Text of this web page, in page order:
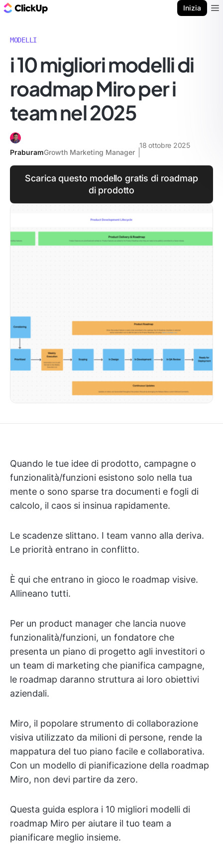
Inizia
MODELLI
i 10 migliori modelli di
roadmap Miro per i
team nel 2025
PraburamGrowth Marketing Manager
18 ottobre 2025
Scarica questo modello gratis di roadmap
di prodotto
Quando le tue idee di prodotto, campagne o
funzionalità/funzioni esistono solo nella tua
mente o sono sparse tra documenti e fogli di
calcolo, il caos si insinua rapidamente.
Le scadenze slittano. I team vanno alla deriva.
Le priorità entrano in conflitto.
È qui che entrano in gioco le roadmap visive.
Allineano tutti.
Per un product manager che lancia nuove
funzionalità/funzioni, un fondatore che
presenta un piano di progetto agli investitori o
un team di marketing che pianifica campagne,
le roadmap daranno struttura ai loro obiettivi
aziendali.
Miro, il popolare strumento di collaborazione
visiva utilizzato da milioni di persone, rende la
mappatura del tuo piano facile e collaborativa.
Con un modello di pianificazione della roadmap
Miro, non devi partire da zero.
Questa guida esplora i 10 migliori modelli di
roadmap Miro per aiutare il tuo team a
pianificare meglio insieme.